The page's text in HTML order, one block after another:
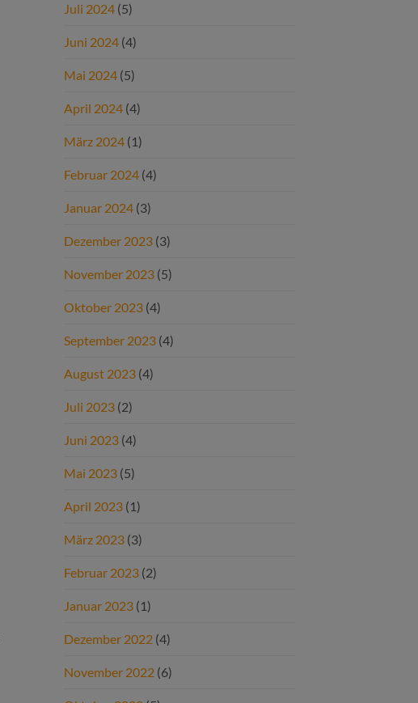
Juli 2024 (5)
Juni 2024 (4)
Mai 2024 (5)
April 2024 (4)
März 2024 (1)
Februar 2024 (4)
Januar 2024 (3)
Dezember 2023 (3)
November 2023 (5)
Oktober 2023 (4)
September 2023 (4)
August 2023 (4)
Juli 2023 (2)
Juni 2023 (4)
Mai 2023 (5)
April 2023 (1)
März 2023 (3)
Februar 2023 (2)
Januar 2023 (1)
Dezember 2022 (4)
November 2022 (6)